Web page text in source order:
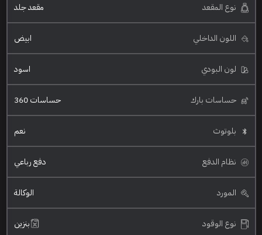
نوع المقعد مقعد جلد
اللون الداخلي ابيض
لون البودي اسود
حساسات بارك حساسات 360
بلوتوث نعم
نظام الدفع دفع رباعي
المورد الوكالة
نوع الوقود بنزين